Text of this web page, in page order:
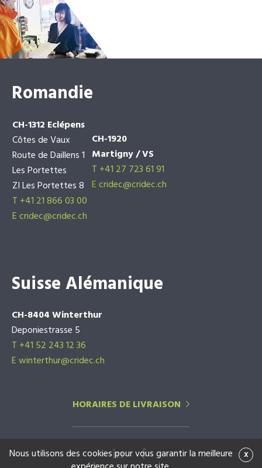
Romandie
CH-1312 Eclépens
Côtes de Vaux
Route de Daillens 1
Les Portettes
ZI Les Portettes 8
T +41 21 866 03 00
Ecridec@cridec.ch
CH-1920
Martigny / VS
T +41 27 723 61 91
Ecridec@cridec.ch
Suisse Alémanique
CH-8404 Winterthur
Deponiestrasse 5
T +41 52 243 12 36
E winterthur@cridec.ch
HORAIRES DE LIVRAISON
x
Nous utilisons des cookies pour vous garantir la meilleure